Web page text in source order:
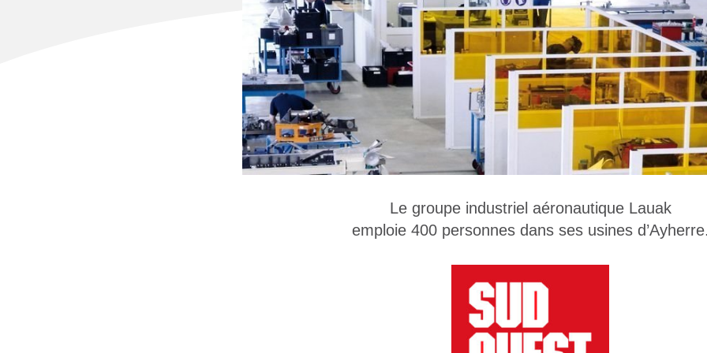
Le groupe industriel aéronautique Lauak
emploie 400 personnes dans ses usines